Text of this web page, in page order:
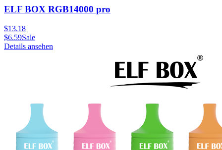
ELF BOX RGB14000 pro
$13.18
$6.59Sale
Details ansehen